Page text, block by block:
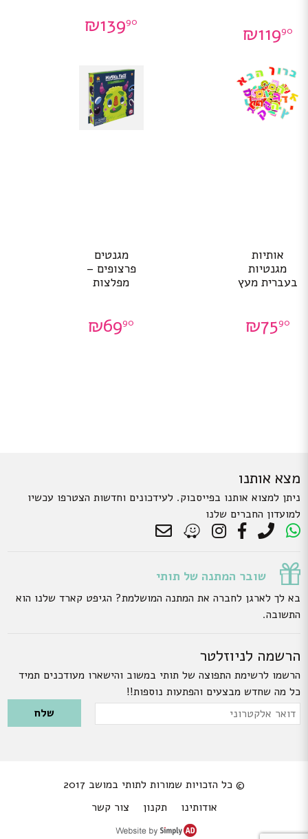
₪11990
₪13990
אותיות
מגנטיות
בעברית מעץ
₪7590
מגנטים
פרצופים –
מפלצות
₪6990
מצא אותנו
ניתן למצוא אותנו בפייסבוק. לעידכונים וחדשות הצטרפו עכשיו
למועדון החברים שלנו
שובר המתנה של תותי
בא לך לארגן לחברה את המתנה המושלמת? הגיפט קארד שלנו הוא
התשובה.
הרשמה לניוזלטר
הרשמו לרשימת התפוצה של תותי במשוב והישארו מעודכנים תמיד
כל מה שחדש מבצעים והפתעות נוספות!!
Please leave this field empty.
דואר
© כל הזכויות שמורות לתותי במושב 2017
אודותינו
תקנון צור קשר